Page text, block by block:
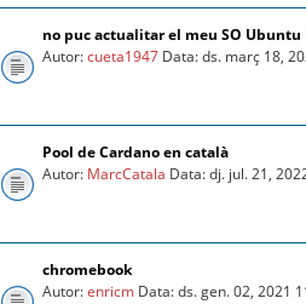
no puc actualitar el meu SO Ubuntu
Autor:cueta1947 Data: ds. març 18,
Pool de Cardano en català
Autor: MarcCatala Data: dj. jul. 21,
chromebook
Autor:enricm Data: ds. gen. 02, 2021